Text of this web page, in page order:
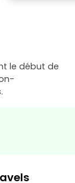
le début de